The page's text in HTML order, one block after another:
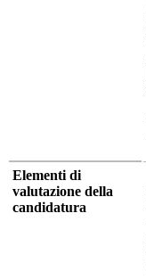
Elementi di
valutazione della
candidatura